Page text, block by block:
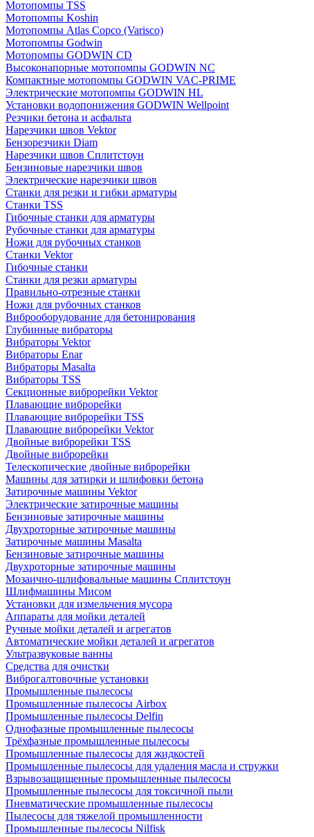
Мотопомпы TSS
Мотопомпы Koshin
Мотопомпы Atlas Copco (Varisco)
Мотопомпы Godwin
Мотопомпы GODWIN CD
Высоконапорные мотопомпы GODWIN NC
Компактные мотопомпы GODWIN VAC-PRIME
Электрические мотопомпы GODWIN HL
Установки водопонижения GODWIN Wellpoint
Резчики бетона и асфальта
Нарезчики швов Vektor
Бензорезчики Diam
Нарезчики швов Сплитстоун
Бензиновые нарезчики швов
Электрические нарезчики швов
Станки для резки и гибки арматуры
Станки TSS
Гибочные станки для арматуры
Рубочные станки для арматуры
Ножи для рубочных станков
Станки Vektor
Гибочные станки
Станки для резки арматуры
Правильно-отрезные станки
Ножи для рубочных станков
Виброоборудование для бетонирования
Глубинные вибраторы
Вибраторы Vektor
Вибраторы Enar
Вибраторы Masalta
Вибраторы TSS
Секционные виброрейки Vektor
Плавающие виброрейки
Плавающие виброрейки TSS
Плавающие виброрейки Vektor
Двойные виброрейки TSS
Двойные виброрейки
Телескопические двойные виброрейки
Машины для затирки и шлифовки бетона
Затирочные машины Vektor
Электрические затирочные машины
Бензиновые затирочные машины
Двухроторные затирочные машины
Затирочные машины Masalta
Бензиновые затирочные машины
Двухроторные затирочные машины
Мозаично-шлифовальные машины Сплитстоун
Шлифмашины Мисом
Установки для измельчения мусора
Аппараты для мойки деталей
Ручные мойки деталей и агрегатов
Автоматические мойки деталей и агрегатов
Ультразвуковые ванны
Средства для очистки
Виброгалтовочные установки
Промышленные пылесосы
Промышленные пылесосы Airbox
Промышленные пылесосы Delfin
Однофазные промышленные пылесосы
Трёхфазные промышленные пылесосы
Промышленные пылесосы для жидкостей
Промышленные пылесосы для удаления масла и стружки
Взрывозащищенные промышленные пылесосы
Промышленные пылесосы для токсичной пыли
Пневматические промышленные пылесосы
Пылесосы для тяжелой промышленности
Промышленные пылесосы Nilfisk